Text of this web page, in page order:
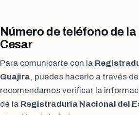
Número de teléfono de
Cesar
Para comunicarte con la
Guajira, puedes hacerlo a través
recomendamos verificar la
de la Registraduría Nacional del